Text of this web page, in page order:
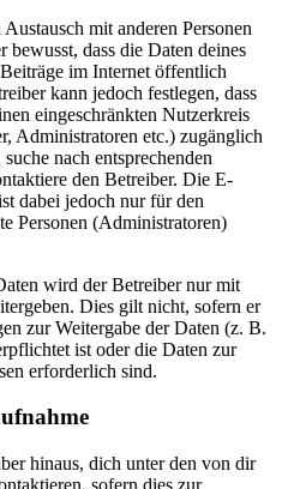
mit anderen Personen
dass die Daten deines
im Internet öffentlich
kann jedoch festlegen, dass
eingeschränkten Nutzerkreis
Administratoren etc.) zugänglich
nach entsprechenden
den Betreiber. Die E-
dabei jedoch nur für den
Personen (Administratoren)
wird der Betreiber nur mit
Dies gilt nicht, sofern er
zur Weitergabe der Daten (z. B.
ist oder die Daten zur
erforderlich sind.
hinaus, dich unter den von dir
sofern dies zur